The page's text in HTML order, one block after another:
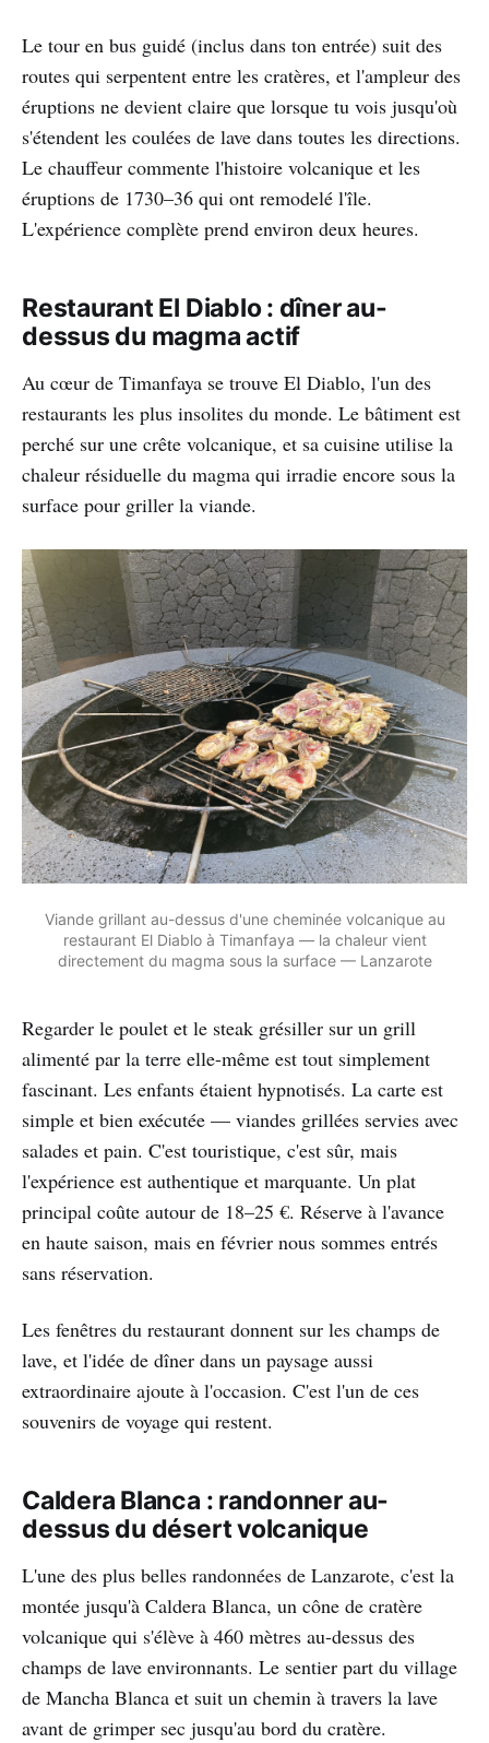
Le tour en bus guidé (inclus dans ton entrée) suit des
routes qui serpentent entre les cratères, et l'ampleur des
éruptions ne devient claire que lorsque tu vois jusqu'où
s'étendent les coulées de lave dans toutes les directions.
Le chauffeur commente l'histoire volcanique et les
éruptions de 1730–36 qui ont remodelé l'île.
L'expérience complète prend environ deux heures.
Restaurant El Diablo : dîner au-
dessus du magma actif
Au cœur de Timanfaya se trouve El Diablo, l'un des
restaurants les plus insolites du monde. Le bâtiment est
perché sur une crête volcanique, et sa cuisine utilise la
chaleur résiduelle du magma qui irradie encore sous la
surface pour griller la viande.
Viande grillant au-dessus d'une cheminée volcanique au
restaurant El Diablo à Timanfaya — la chaleur vient
directement du magma sous la surface — Lanzarote
Regarder le poulet et le steak grésiller sur un grill
alimenté par la terre elle-même est tout simplement
fascinant. Les enfants étaient hypnotisés. La carte est
simple et bien exécutée — viandes grillées servies avec
salades et pain. C'est touristique, c'est sûr, mais
l'expérience est authentique et marquante. Un plat
principal coûte autour de 18–25 €. Réserve à l'avance
en haute saison, mais en février nous sommes entrés
sans réservation.
Les fenêtres du restaurant donnent sur les champs de
lave, et l'idée de dîner dans un paysage aussi
extraordinaire ajoute à l'occasion. C'est l'un de ces
souvenirs de voyage qui restent.
Caldera Blanca : randonner au-
dessus du désert volcanique
L'une des plus belles randonnées de Lanzarote, c'est la
montée jusqu'à Caldera Blanca, un cône de cratère
volcanique qui s'élève à 460 mètres au-dessus des
champs de lave environnants. Le sentier part du village
de Mancha Blanca et suit un chemin à travers la lave
avant de grimper sec jusqu'au bord du cratère.